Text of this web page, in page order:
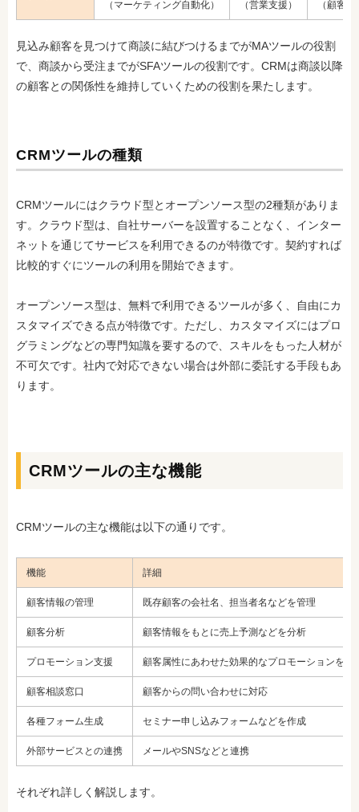
（マーケティング自動化）
（営業支援）
（顧客
見込み顧客を見つけて商談に結びつけるまでがMAツールの役割
で、商談から受注までがSFAツールの役割です。CRMは商談以降
の顧客との関係性を維持していくための役割を果たします。
CRMツールの種類
CRMツールにはクラウド型とオープンソース型の2種類がありま
す。クラウド型は、自社サーバーを設置することなく、インター
ネットを通じてサービスを利用できるのが特徴です。契約すれば
比較的すぐにツールの利用を開始できます。
オープンソース型は、無料で利用できるツールが多く、自由にカ
スタマイズできる点が特徴です。ただし、カスタマイズにはプロ
グラミングなどの専門知識を要するので、スキルをもった人材が
不可欠です。社内で対応できない場合は外部に委託する手段もあ
ります。
CRMツールの主な機能
CRMツールの主な機能は以下の通りです。
機能 詳細
顧客情報の管理 既存顧客の会社名、担当者名などを管理
顧客分析 顧客情報をもとに売上予測などを分析
プロモーション支援 顧客属性にあわせた効果的なプロモーションを支
顧客相談窓口 顧客からの問い合わせに対応
各種フォーム生成 セミナー申し込みフォームなどを作成
外部サービスとの連携 メールやSNSなどと連携
それぞれ詳しく解説します。